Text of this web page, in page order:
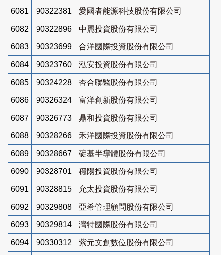
6081 90322381 愛國者能源科技股份有限公司
6082 90322896 中麗投資股份有限公司
6083 90323699 合洋國際投資股份有限公司
6084 90323760 泓安投資股份有限公司
6085 90324228 杏合聯醫股份有限公司
6086 90326324 富洋創新股份有限公司
6087 90326773 鼎和投資股份有限公司
6088 90328266 禾洋國際投資股份有限公司
6089 90328667 碇基半導體股份有限公司
6090 90328701 穩陽投資股份有限公司
6091 90328815 允太投資股份有限公司
6092 90329808 亞希管理顧問股份有限公司
6093 90329814 灣特國際股份有限公司
6094 90330312 紫元文創數位股份有限公司